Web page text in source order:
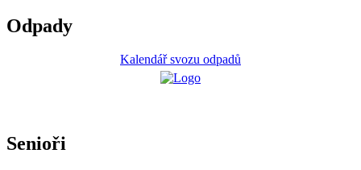
Odpady
Kalendář svozu odpadů
Senioři